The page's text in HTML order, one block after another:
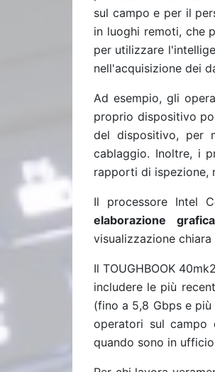
sul campo e per il
in luoghi remoti, che
per utilizzare
nell'acquisizione dei
Ad esempio, gli
proprio dispositivo
del dispositivo, per
cablaggio. Inoltre, i
rapporti di ispezione,
Il processore Intel
elaborazione
visualizzazione
Il TOUGHBOOK
includere le più
(fino a 5,8 Gbps e
operatori sul campo
quando sono in